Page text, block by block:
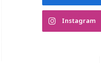
Instagram